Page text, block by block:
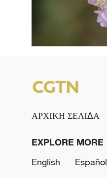
ΑΡΧΙΚΗ ΣΕΛΙΔΑ
EXPLORE MORE
English
Español